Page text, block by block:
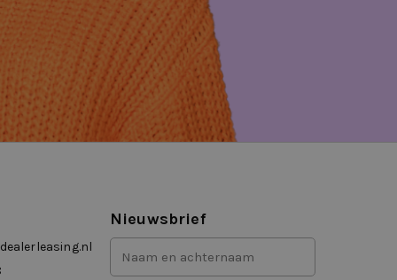
Nieuwsbrief
en